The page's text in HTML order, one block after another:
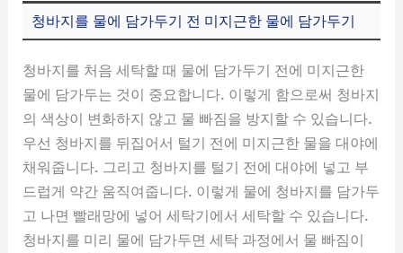
청바지를 물에 담가두기 전 미지근한 물에 담가두기
청바지를 처음 세탁할 때 물에 담가두기 전에 미지근한
물에 담가두는 것이 중요합니다. 이렇게 함으로써 청바지
의 색상이 변화하지 않고 물 빠짐을 방지할 수 있습니다.
우선 청바지를 뒤집어서 털기 전에 미지근한 물을 대야에
채워줍니다. 그리고 청바지를 털기 전에 대야에 넣고 부
드럽게 약간 움직여줍니다. 이렇게 물에 청바지를 담가두
고 나면 빨래망에 넣어 세탁기에서 세탁할 수 있습니다.
청바지를 미리 물에 담가두면 세탁 과정에서 물 빠짐이